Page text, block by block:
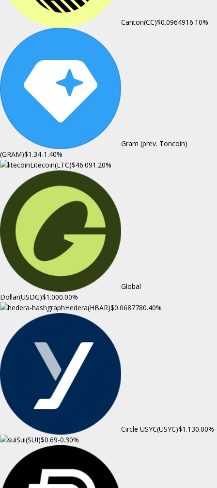
Canton(CC)$0.0964916.10%
Gram (prev. Toncoin)
(GRAM)$1.34-1.40%
Litecoin(LTC)$46.091.20%
Global
Dollar(USDG)$1.000.00%
Hedera(HBAR)$0.0687780.40%
Circle USYC(USYC)$1.130.00%
Sui(SUI)$0.69-0.30%